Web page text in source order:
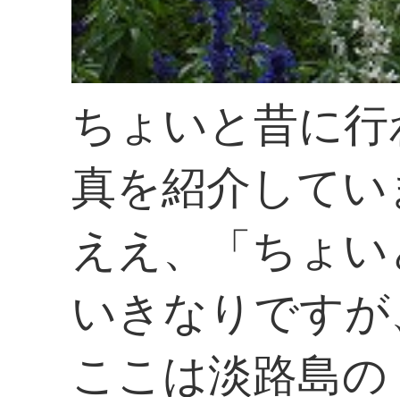
ちょいと昔に
真を紹介して
ええ、「ちょ
いきなりです
ここは淡路島